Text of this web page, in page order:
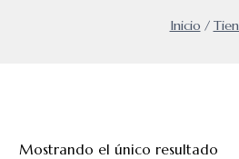
Inicio /
Mostrando el único resultado